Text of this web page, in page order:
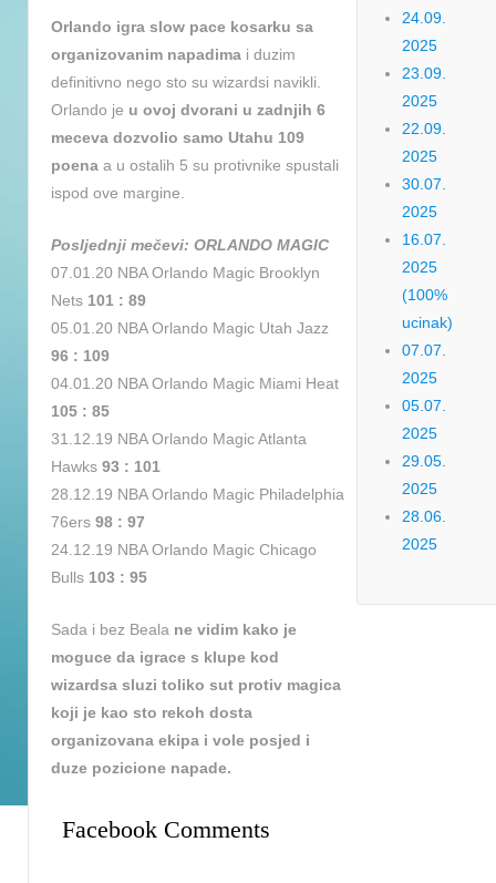
Orlando igra slow pace kosarku sa
organizovanim napadima i duzim
definitivno nego sto su wizardsi navikli.
Orlando je u ovoj dvorani u zadnjih 6
meceva dozvolio samo Utahu 109
poena a u ostalih 5 su protivnike spustali
ispod ove margine.
Posljednji mečevi: ORLANDO MAGIC
07.01.20 NBA Orlando Magic Brooklyn
Nets 101 : 89
05.01.20 NBA Orlando Magic Utah Jazz
96 : 109
04.01.20 NBA Orlando Magic Miami Heat
105 : 85
31.12.19 NBA Orlando Magic Atlanta
Hawks 93 : 101
28.12.19 NBA Orlando Magic Philadelphia
76ers 98 : 97
24.12.19 NBA Orlando Magic Chicago
Bulls 103 : 95
Sada i bez Beala ne vidim kako je
moguce da igrace s klupe kod
wizardsa sluzi toliko sut protiv magica
koji je kao sto rekoh dosta
organizovana ekipa i vole posjed i
duze pozicione napade.
Facebook Comments
24.09.
2025
23.09.
2025
22.09.
2025
30.07.
2025
16.07.
2025
(100%
ucinak)
07.07.
2025
05.07.
2025
29.05.
2025
28.06.
2025